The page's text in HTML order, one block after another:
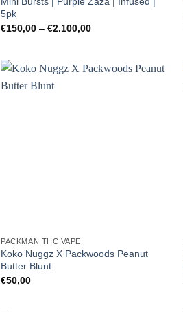
5pk
€150,00 –€2.100,00Preisspanne:
PACKMAN THC VAPE
Koko Nuggz X Packwoods Peanut
Butter Blunt
€50,00